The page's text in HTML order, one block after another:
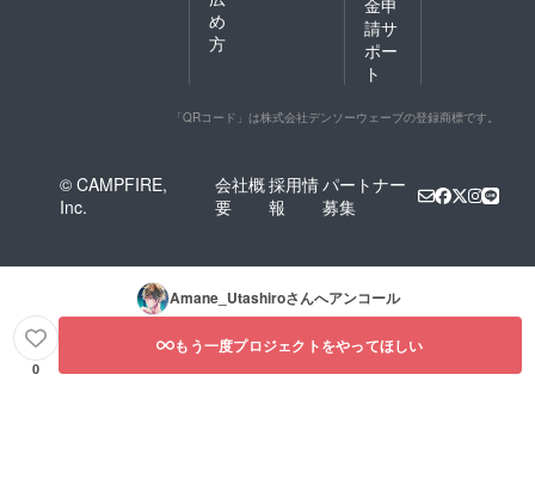
め
方
請サ
ポー
ト
「QRコード」は株式会社デンソーウェーブの登録商標です。
© CAMPFIRE,
Inc.
会社概
要
採用情
報
パートナー
募集
Amane_Utashiroさんへアンコール
0
もう一度プロジェクトをやってほしい